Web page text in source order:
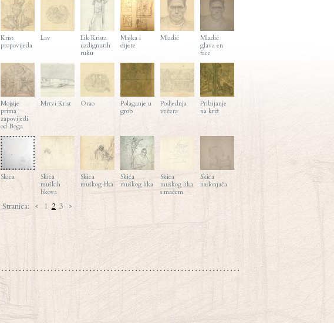
Krist
propovijeda
Lav
Lik Krista
uzdignutih
ruku
Majka i
dijete
Mladić
Mladić
glava en
face
Mojsije
prima
zapovijedi
od Boga
Mrtvi Krist Orao
Polaganje u
grob
Posljednja
večera
Pribijanje
na križ
Skica
Skica
muških
likova
Skica
muškog lika
Skica
muškog lika
Skica
muškog lika
s mačem
Skica
naslonjača
Stranica: < 1 2 3 >